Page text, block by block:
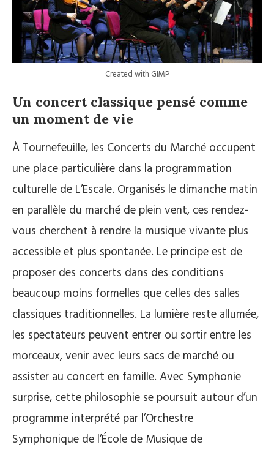
Created with GIMP
Un concert classique pensé comme
un moment de vie
À Tournefeuille, les Concerts du Marché occupent
une place particulière dans la programmation
culturelle de L’Escale. Organisés le dimanche matin
en parallèle du marché de plein vent, ces rendez-
vous cherchent à rendre la musique vivante plus
accessible et plus spontanée. Le principe est de
proposer des concerts dans des conditions
beaucoup moins formelles que celles des salles
classiques traditionnelles. La lumière reste allumée,
les spectateurs peuvent entrer ou sortir entre les
morceaux, venir avec leurs sacs de marché ou
assister au concert en famille. Avec Symphonie
surprise, cette philosophie se poursuit autour d’un
programme interprété par l’Orchestre
Symphonique de l’École de Musique de